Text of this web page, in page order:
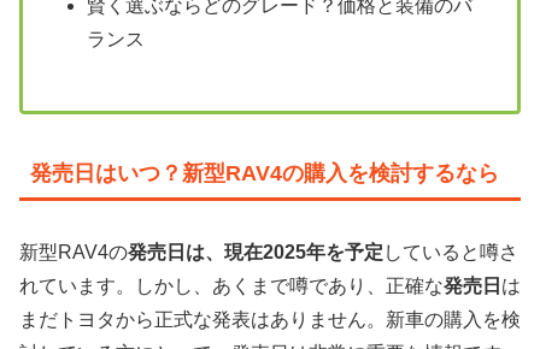
賢く選ぶならどのグレード？価格と装備のバ
ランス
発売日はいつ？新型RAV4の購入を検討するなら
新型RAV4の発売日は、現在2025年を予定 していると噂さ
れています。しかし、あくまで噂であり、正確な発売日 は
まだトヨタから正式な発表はありません。新車の購入を検